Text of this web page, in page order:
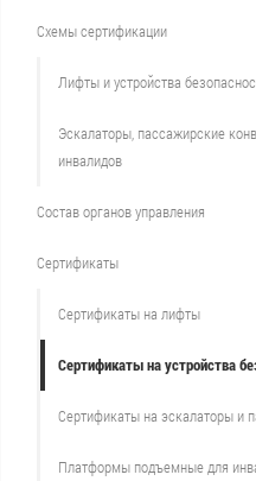
Схемы сертификации
Лифты и устройства
Эскалаторы, пассажирские
инвалидов
Состав органов управления
Сертификаты
Сертификаты на лифты
Сертификаты на устройства
Сертификаты на эскалаторы и
Платформы подъемные для